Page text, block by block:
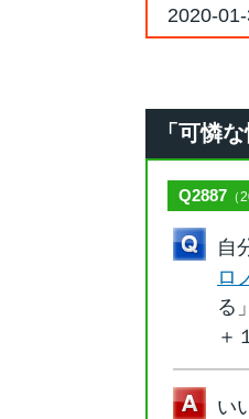
2020-
「可憐
Q2887 （
自
ロ
る
＋
い